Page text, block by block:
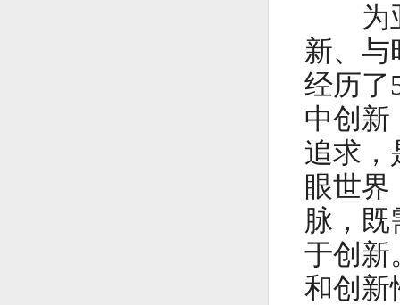
为亚
新、与
经历了
中创新
追求，
眼世
脉，
于创新
和创新